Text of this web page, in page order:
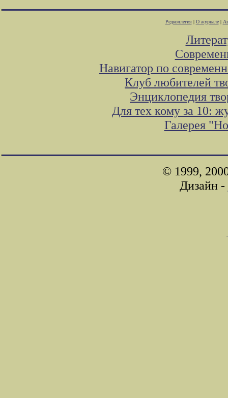
Редколлегия| О журнале|
Навигатор по
Клуб любителей
Энциклопедия
Для тех кому за 10:
Галерея
© 1999,
Дизайн -